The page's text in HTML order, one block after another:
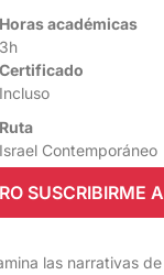
las narrativas
Horas académicas
3h
Certificado
Incluso
Ruta
Israel Contemporáneo
SUSCRIBIRME